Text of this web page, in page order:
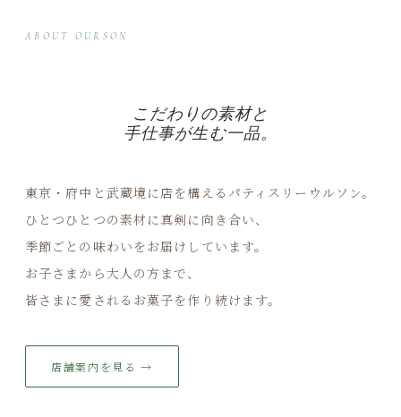
ABOUT OURSON
こだわりの素材と
手仕事が生む一品。
東京・府中と武蔵境に店を構えるパティスリーウルソン。
ひとつひとつの素材に真剣に向き合い、
季節ごとの味わいをお届けしています。
お子さまから大人の方まで、
皆さまに愛されるお菓子を作り続けます。
店舗案内を見る →